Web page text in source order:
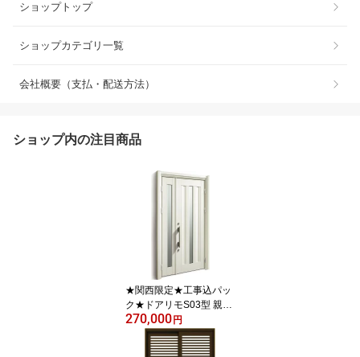
ショップトップ
ショップカテゴリ一覧
会社概要（支払・配送方法）
ショップ内の注目商品
★関西限定★工事込パッ
ク★ドアリモS03型 親子
【アルミ仕様】【YKKa
p】【交換】【玄関ド
ア】【工事】【玄関】
270,000 円